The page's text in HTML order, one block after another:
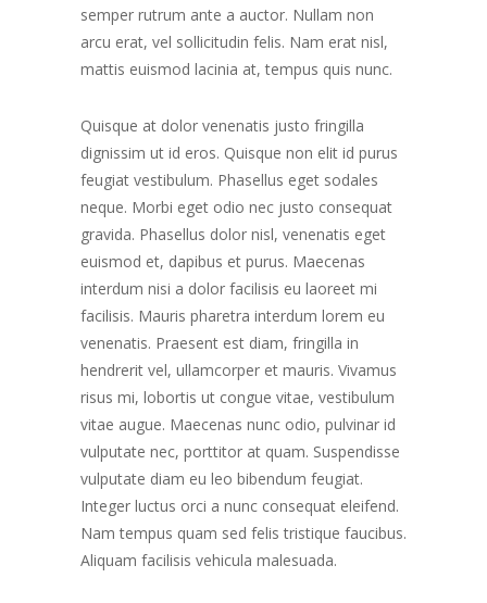
semper rutrum ante a auctor. Nullam non
arcu erat, vel sollicitudin felis. Nam erat nisl,
mattis euismod lacinia at, tempus quis nunc.
Quisque at dolor venenatis justo fringilla
dignissim ut id eros. Quisque non elit id purus
feugiat vestibulum. Phasellus eget sodales
neque. Morbi eget odio nec justo consequat
gravida. Phasellus dolor nisl, venenatis eget
euismod et, dapibus et purus. Maecenas
interdum nisi a dolor facilisis eu laoreet mi
facilisis. Mauris pharetra interdum lorem eu
venenatis. Praesent est diam, fringilla in
hendrerit vel, ullamcorper et mauris. Vivamus
risus mi, lobortis ut congue vitae, vestibulum
vitae augue. Maecenas nunc odio, pulvinar id
vulputate nec, porttitor at quam. Suspendisse
vulputate diam eu leo bibendum feugiat.
Integer luctus orci a nunc consequat eleifend.
Nam tempus quam sed felis tristique faucibus.
Aliquam facilisis vehicula malesuada.